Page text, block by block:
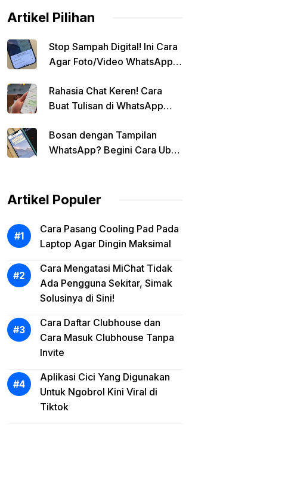
Artikel Pilihan
Stop Sampah Digital! Ini Cara
Agar Foto/Video WhatsApp
Otomatis
Rahasia Chat Keren! Cara
Buat Tulisan di WhatsApp
Bosan dengan Tampilan
WhatsApp? Begini Cara Ubah
Artikel Populer
Cara Pasang Cooling Pad Pada
Laptop Agar Dingin Maksimal
Cara Mengatasi MiChat Tidak
Ada Pengguna Sekitar, Simak
Solusinya di Sini!
Cara Daftar Clubhouse dan
Cara Masuk Clubhouse Tanpa
Invite
Aplikasi Cici Yang Digunakan
Untuk Ngobrol Kini Viral di
Tiktok